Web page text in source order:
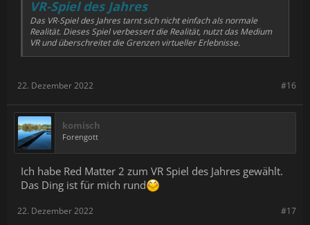
VR-Spiel des Jahres
Das VR-Spiel des Jahres tarnt sich nicht einfach als normale
Realität. Dieses Spiel verbessert die Realität, nutzt das Medium
VR und überschreitet die Grenzen virtueller Erlebnisse.
#16
22. Dezember 2022
komisch
Forengott
Ich habe Red Matter 2 zum VR Spiel des Jahres gewählt.
Das Ding ist für mich rund
#17
22. Dezember 2022